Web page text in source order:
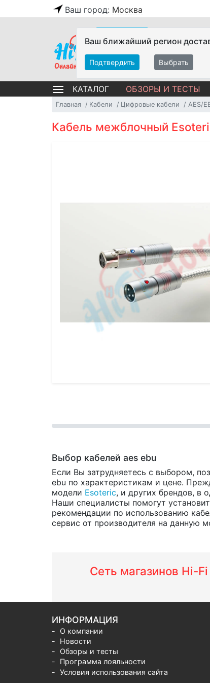
Ваш город: Москва
Ваш ближайший регион
Подтвердить Выбрать
КАТАЛОГ ОБЗОРЫ И ТЕСТЫ
Главная Кабели Цифровые кабели AES/
Кабель межблочный
Выбор кабелей aes ebu
Если Вы затрудняетесь с выбором,
ebu по характеристикам и цене.
модели Esoteric, и других брендов, в
Наши специалисты помогут
рекомендации по использованию
сервис от производителя на данную
Сеть магазинов Hi-
ИНФОРМАЦИЯ
О компании
Новости
Обзоры и тесты
Программа лояльности
Условия использования сайта